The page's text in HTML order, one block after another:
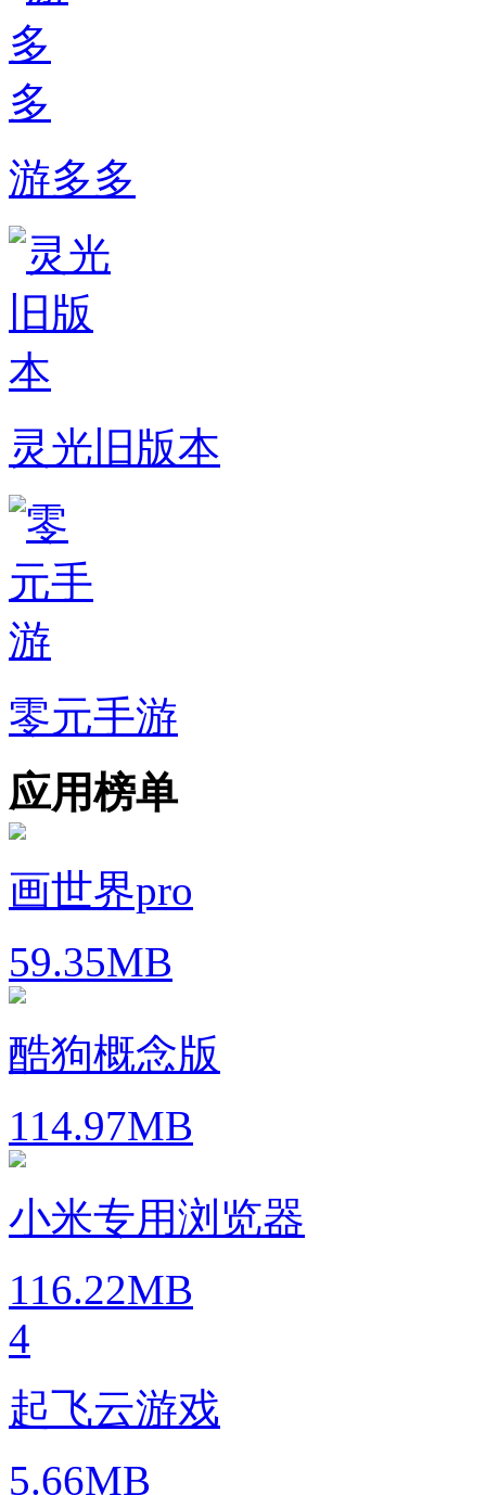
游多多
灵光旧版本
零元手游
应用榜单
画世界pro
59.35MB
酷狗概念版
114.97MB
小米专用浏览器
116.22MB
4
起飞云游戏
5.66MB